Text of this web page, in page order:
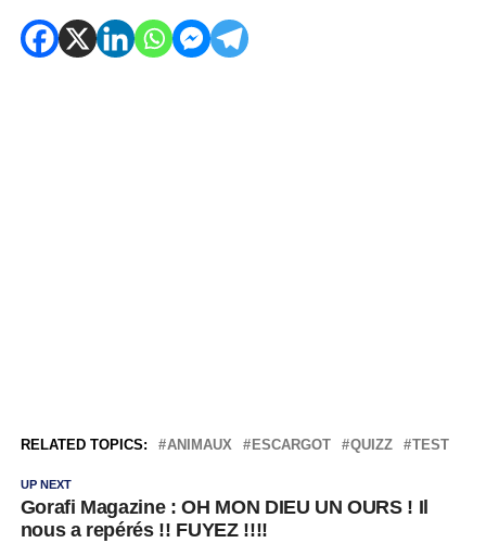
RELATED TOPICS: ANIMAUX ESCARGOT QUIZZ TEST
UP NEXT
Gorafi Magazine : OH MON DIEU UN OURS ! Il
nous a repérés !! FUYEZ !!!!